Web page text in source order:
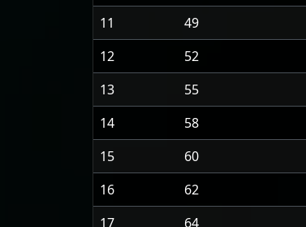
11
49
12
52
13
55
14
58
15
60
16
62
17
64